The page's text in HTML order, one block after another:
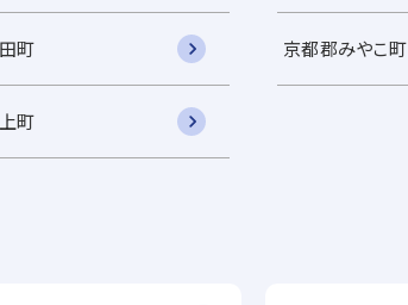
町 京都郡みやこ町
町